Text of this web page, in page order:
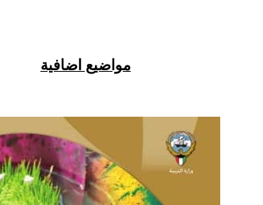
مواضيع اضافية